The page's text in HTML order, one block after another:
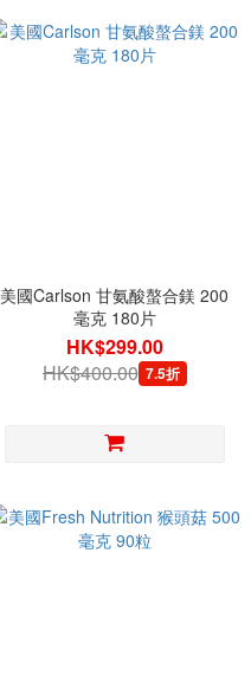
美國Carlson 甘氨酸螯合鎂 200
毫克 180片
HK$299.00
HK$400.00 7.5折